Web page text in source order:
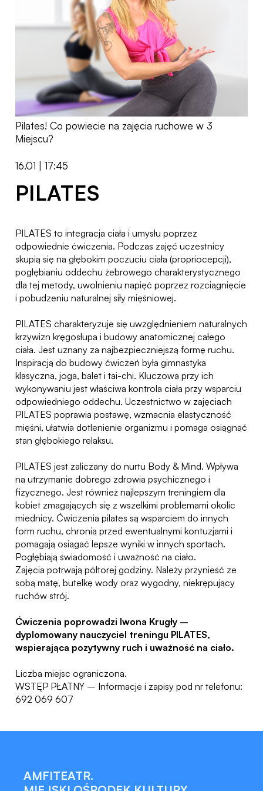
Pilates! Co powiecie na zajęcia ruchowe w 3
Miejscu?
16.01 | 17:45
PILATES
PILATES to integracja ciała i umysłu poprzez
odpowiednie ćwiczenia. Podczas zajęć uczestnicy
skupią się na głębokim poczuciu ciała (propriocepcji),
pogłębianiu oddechu żebrowego charakterystycznego
dla tej metody, uwolnieniu napięć poprzez rozciągnięcie
i pobudzeniu naturalnej siły mięśniowej.
PILATES charakteryzuje się uwzględnieniem naturalnych
krzywizn kręgosłupa i budowy anatomicznej całego
ciała. Jest uznany za najbezpieczniejszą formę ruchu.
Inspiracją do budowy ćwiczeń była gimnastyka
klasyczna, joga, balet i tai-chi. Kluczowa przy ich
wykonywaniu jest właściwa kontrola ciała przy wsparciu
odpowiedniego oddechu. Uczestnictwo w zajęciach
PILATES poprawia postawę, wzmacnia elastyczność
mięśni, ułatwia dotlenienie organizmu i pomaga osiągnąć
stan głębokiego relaksu.
PILATES jest zaliczany do nurtu Body & Mind. Wpływa
na utrzymanie dobrego zdrowia psychicznego i
fizycznego. Jest również najlepszym treningiem dla
kobiet zmagających się z wszelkimi problemami okolic
miednicy. Ćwiczenia pilates są wsparciem do innych
form ruchu, chronią przed ewentualnymi kontuzjami i
pomagają osiągać lepsze wyniki w innych sportach.
Pogłębiają świadomość i uważność na ciało.
Zajęcia potrwają półtorej godziny. Należy przynieść ze
sobą matę, butelkę wody oraz wygodny, niekrępujący
ruchów strój.
Ćwiczenia poprowadzi Iwona Krugły –
dyplomowany nauczyciel treningu PILATES,
wspierająca pozytywny ruch i uważność na ciało.
Liczba miejsc ograniczona.
WSTĘP PŁATNY – Informacje i zapisy pod nr telefonu:
692 069 607
AMFITEATR.